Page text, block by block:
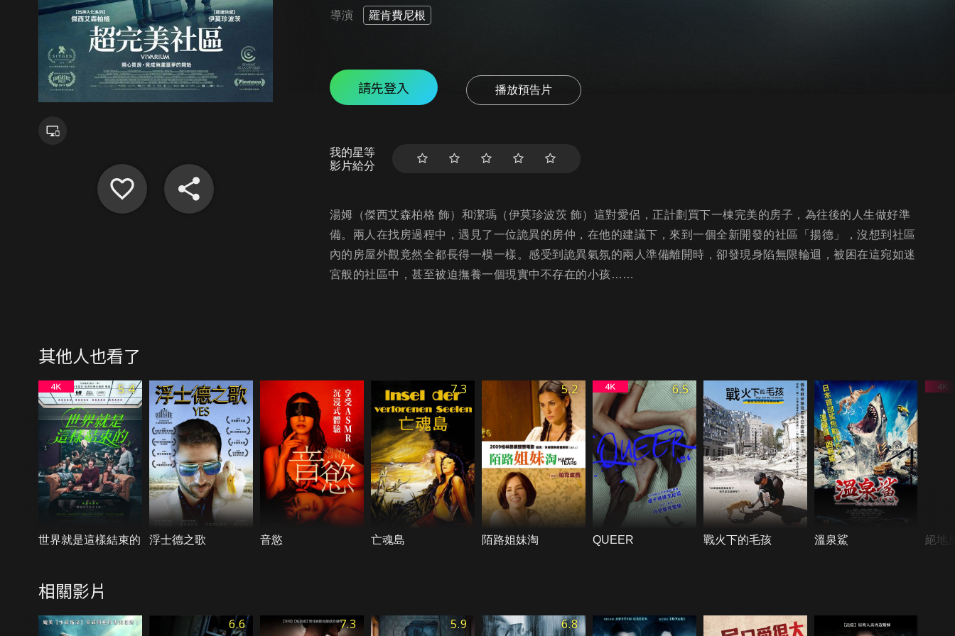
導演 羅肯費尼根
請先登入 播放預告片
我的星等
影片給分
湯姆（傑西艾森柏格 飾）和潔瑪（伊莫珍波茨 飾）這對愛侶，正計劃買下一棟完美的房子，為往後的人生做好準
備。兩人在找房過程中，遇見了一位詭異的房仲，在他的建議下，來到一個全新開發的社區「揚德」，沒想到社區
內的房屋外觀竟然全都長得一模一樣。感受到詭異氣氛的兩人準備離開時，卻發現身陷無限輪迴，被困在這宛如迷
宮般的社區中，甚至被迫撫養一個現實中不存在的小孩……
其他人也看了
5.4
世界就是這樣結束的 浮士德之歌 音慾
7.3
亡魂島
5.2
陌路姐妹淘
6.5
QUEER 戰火下的毛孩 溫泉鯊 絕地
相關影片
6.6 7.3 5.9 6.8